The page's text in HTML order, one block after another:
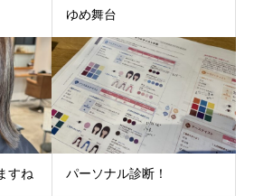
ゆめ舞台
すね パーソナル診断！